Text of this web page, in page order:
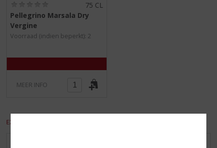
,
/
75 CL
Pellegrino Marsala Dry
Vergine
Voorraad (indien beperkt): 2
MEER INFO
EXCL. BTW